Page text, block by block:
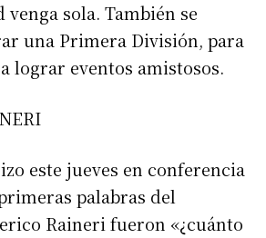
sola. También se
una Primera División, para
lograr eventos amistosos.
este jueves en conferencia
palabras del
Raineri fueron «¿cuánto